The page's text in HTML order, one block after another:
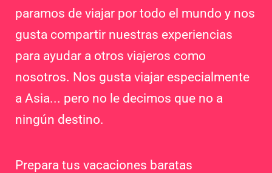
paramos de viajar por todo el mundo y nos
gusta compartir nuestras experiencias
para ayudar a otros viajeros como
nosotros. Nos gusta viajar especialmente
a Asia... pero no le decimos que no a
ningún destino.
Prepara tus vacaciones baratas